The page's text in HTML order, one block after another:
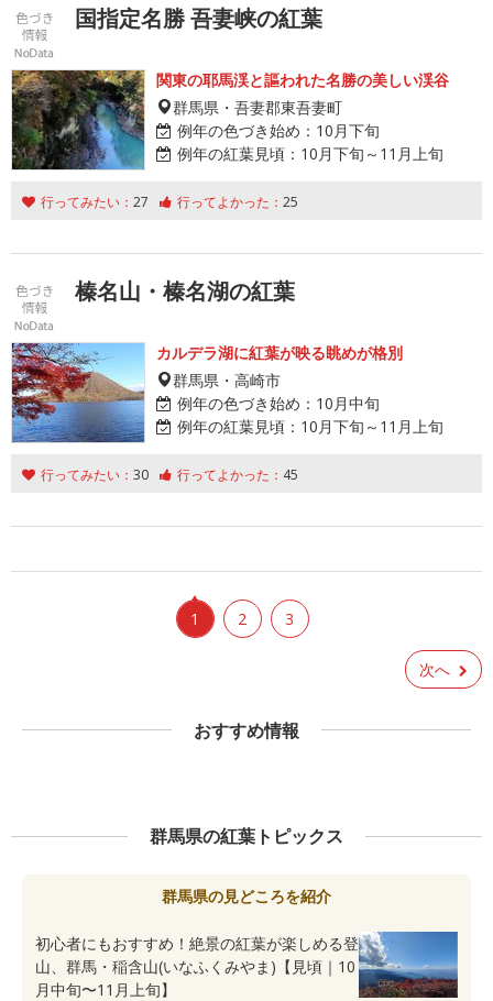
国指定名勝 吾妻峡の紅葉
関東の耶馬渓と謳われた名勝の美しい渓谷
群馬県・吾妻郡東吾妻町
例年の色づき始め： 10月下旬
例年の紅葉見頃： 10月下旬～11月上旬
行ってみたい： 27 行ってよかった： 25
榛名山・榛名湖の紅葉
カルデラ湖に紅葉が映る眺めが格別
群馬県・高崎市
例年の色づき始め： 10月中旬
例年の紅葉見頃： 10月下旬～11月上旬
行ってみたい： 30 行ってよかった： 45
1 2 3
次へ
おすすめ情報
群馬県の紅葉トピックス
群馬県の見どころを紹介
初心者にもおすすめ！絶景の紅葉が楽しめる登
山、群馬・稲含山(いなふくみやま)【見頃｜10
月中旬〜11月上旬】